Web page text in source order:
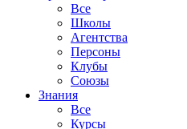
Все
Школы
Агентства
Персоны
Клубы
Союзы
Знания
Все
Курсы